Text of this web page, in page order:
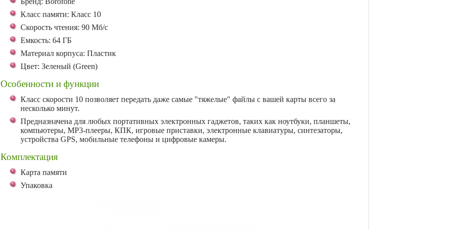
Класс памяти: Класс 10
Скорость чтения: 90 Мб/с
Емкость: 64 ГБ
Материал корпуса: Пластик
Цвет: Зеленый (Green)
Особенности и функции
Класс скорости 10 позволяет передать даже самые "тяжелые" файлы с вашей карты всего за
несколько минут.
Предназначена для любых портативных электронных гаджетов, таких как ноутбуки, планшеты,
компьютеры, MP3-плееры, КПК, игровые приставки, электронные клавиатуры, синтезаторы,
устройства GPS, мобильные телефоны и цифровые камеры.
Комплектация
Карта памяти
Упаковка